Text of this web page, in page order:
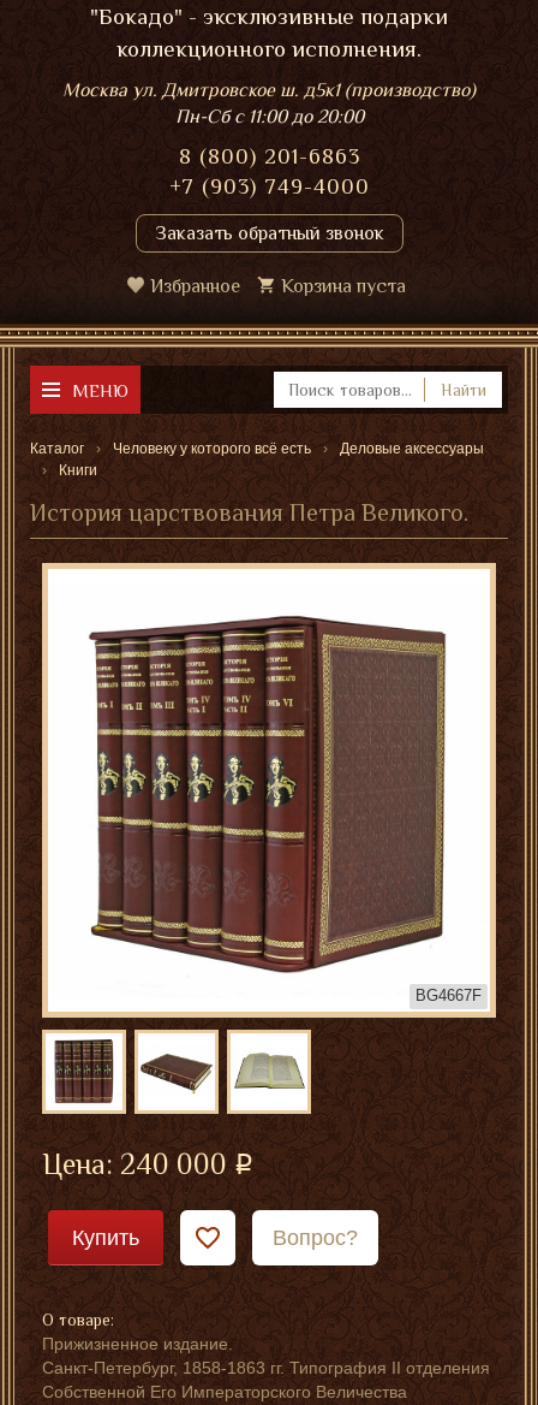
"Бокадо" - эксклюзивные подарки
коллекционного исполнения.
Москва ул. Дмитровское ш. д5к1 (производство)
Пн-Сбс 11:00 до 20:00
8 (800) 201-6863
+7 (903) 749-4000
Заказать обратный звонок
Избранное Корзина пуста
МЕНЮ Найти
Каталог Человеку у которого всё есть
Деловые аксессуары
Книги
История царствования Петра Великого.
BG4667F
Цена:240 000
Купить Вопрос?
О товаре:
Прижизненное издание.
Санкт-Петербург, 1858-1863 гг. Типография II отделения
Собственной Его Императорского Величества